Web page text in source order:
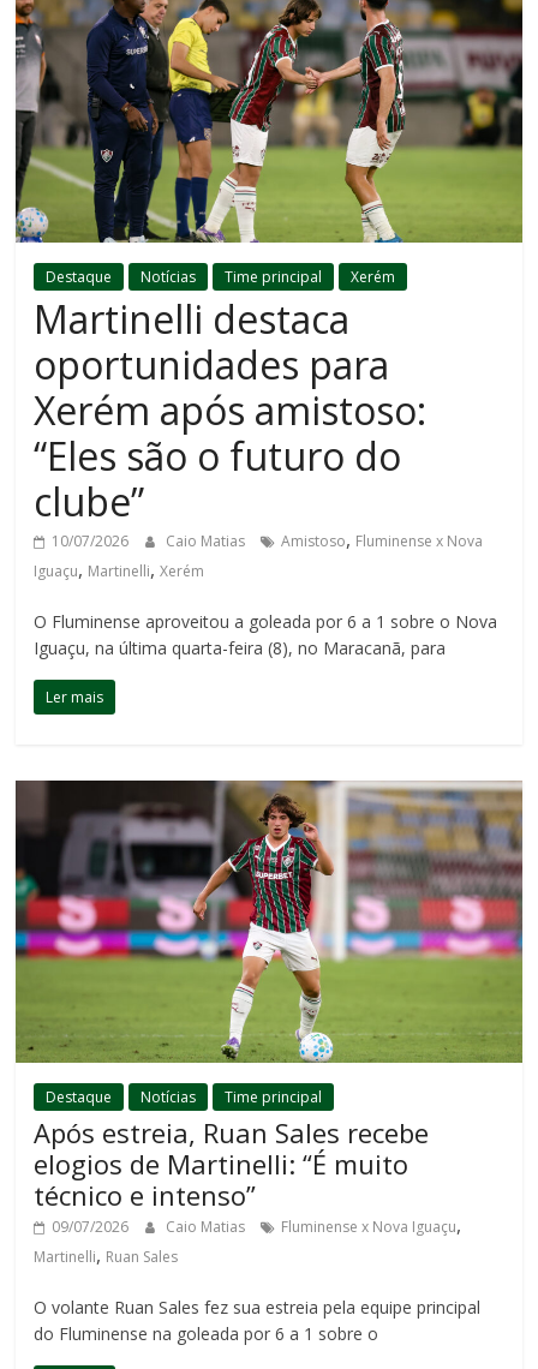
Destaque Notícias Time principal Xerém
Martinelli destaca
oportunidades para
Xerém após amistoso:
“Eles são o futuro do
clube”
10/07/2026 Caio Matias Amistoso, Fluminense x Nova
Iguaçu, Martinelli,Xerém
O Fluminense aproveitou a goleada por 6 a 1 sobre o Nova
Iguaçu, na última quarta-feira (8), no Maracanã, para
Ler mais
Destaque Notícias Time principal
Após estreia, Ruan Sales recebe
elogios de Martinelli: “É muito
técnico e intenso”
09/07/2026 Caio Matias Fluminense x Nova Iguaçu,
Martinelli, Ruan Sales
O volante Ruan Sales fez sua estreia pela equipe principal
do Fluminense na goleada por 6 a 1 sobre o